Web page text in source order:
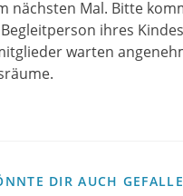
nächsten Mal. Bitte
ihres
warten
DIR AUCH